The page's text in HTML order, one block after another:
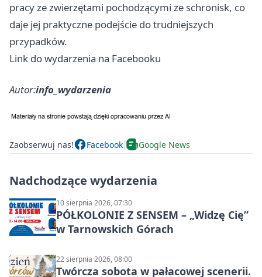
pracy ze zwierzętami pochodzącymi ze schronisk, co
daje jej praktyczne podejście do trudniejszych
przypadków.
Link do wydarzenia na Facebooku
Autor:info_wydarzenia
Zaobserwuj nas! Facebook Google News
Nadchodzące wydarzenia
10 sierpnia 2026, 07:30
PÓŁKOLONIE Z SENSEM – „Widzę Cię”
w Tarnowskich Górach
22 sierpnia 2026, 08:00
Twórcza sobota w pałacowej scenerii.